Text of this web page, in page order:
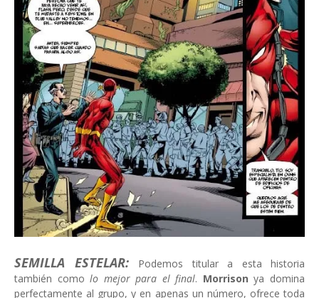
SEMILLA ESTELAR:
Podemos titular a esta historia
también comolo mejor para el final. Morrison ya domina
perfectamente al grupo, y en apenas un número, ofrece toda